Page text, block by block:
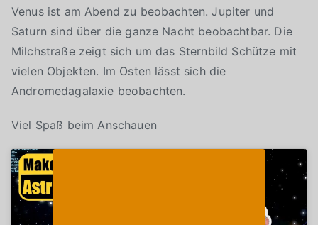
Venus ist am Abend zu beobachten. Jupiter und
Saturn sind über die ganze Nacht beobachtbar. Die
Milchstraße zeigt sich um das Sternbild Schütze mit
vielen Objekten. Im Osten lässt sich die
Andromedagalaxie beobachten.
Viel Spaß beim Anschauen